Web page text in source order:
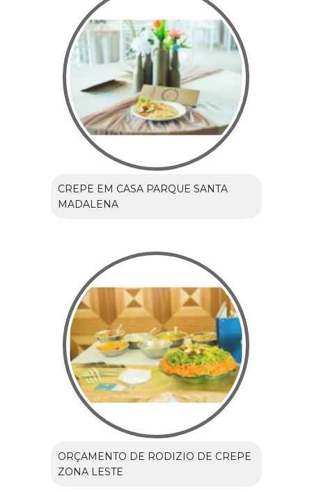
CREPE EM CASA PARQUE SANTA
MADALENA
ORÇAMENTO DE RODIZIO DE CREPE
ZONA LESTE